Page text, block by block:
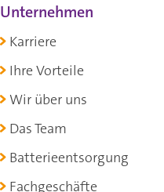
Unternehmen
Karriere
Ihre Vorteile
Wir über uns
Das Team
Batterieentsorgung
Fachgeschäfte